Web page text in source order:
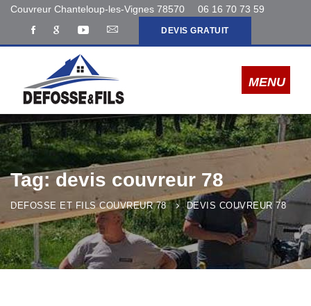
Couvreur Chanteloup-les-Vignes 78570 06 16 70 73 59
DEVIS GRATUIT
Tag: devis couvreur 78
DEFOSSE ET FILS COUVREUR 78 DEVIS COUVREUR 78